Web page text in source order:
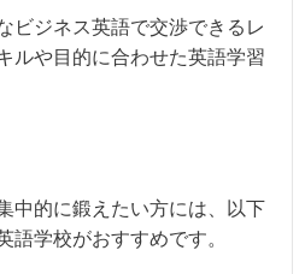
ビジネス英語で交渉できるレ
ルや目的に合わせた英語学習
中的に鍛えたい方には、以下
語学校がおすすめです。